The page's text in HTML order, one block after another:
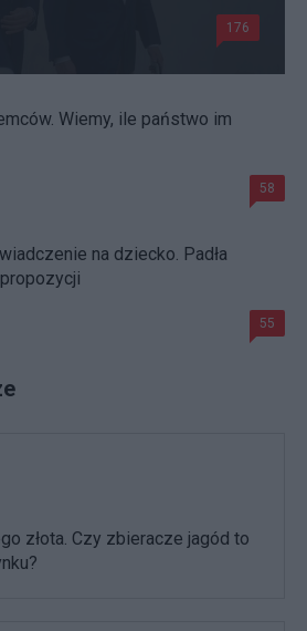
176
Wiemy, ile państwo im
58
na dziecko. Padła
55
złota. Czy zbieracze jagód to